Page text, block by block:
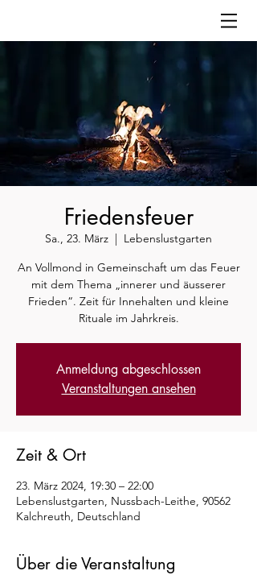
Friedensfeuer
Sa., 23. März
  |
Lebenslustgarten
An Vollmond in Gemeinschaft um das Feuer
mit dem Thema „innerer und äusserer
Frieden“. Zeit für Innehalten und kleine
Rituale im Jahrkreis.
Anmeldung abgeschlossen
Veranstaltungen ansehen
Zeit & Ort
23. März 2024, 19:30 – 22:00
Lebenslustgarten, Nussbach-Leithe, 90562
Kalchreuth, Deutschland
Über die Veranstaltung